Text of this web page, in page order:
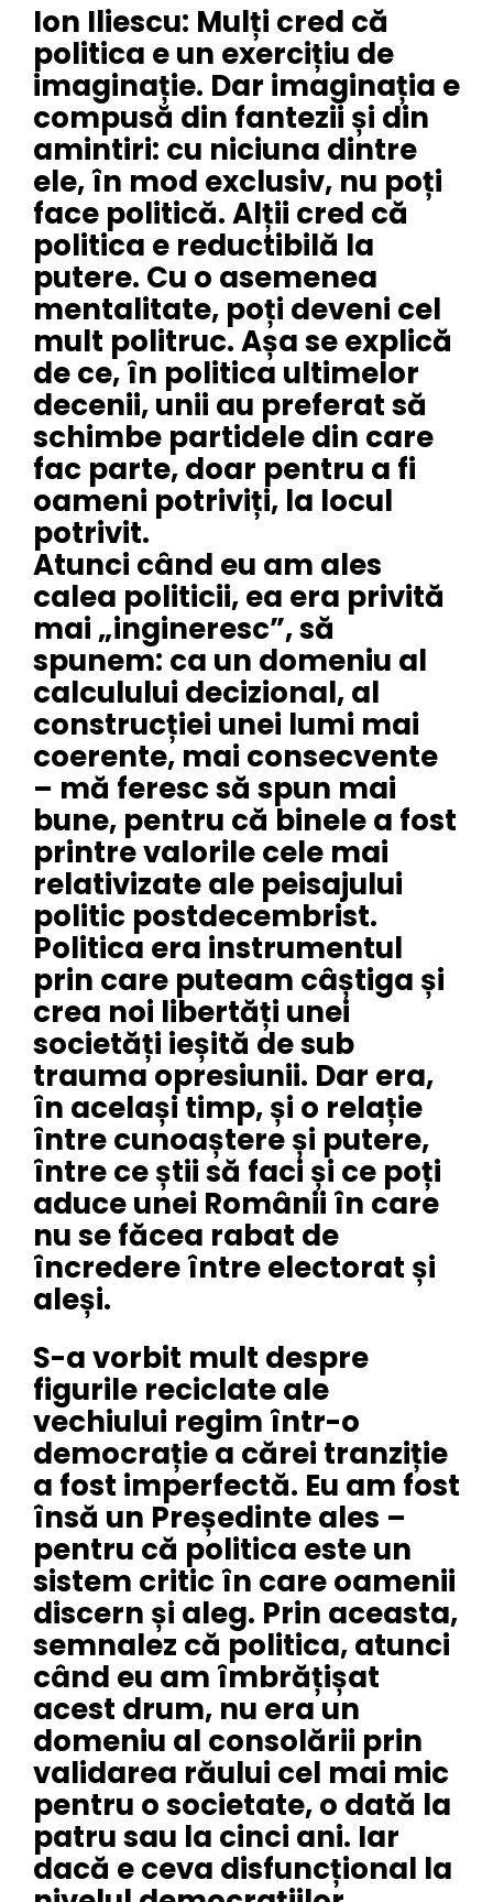
Ion Iliescu: Mulți cred că
politica e un exercițiu de
imaginație. Dar imaginația e
compusă din fantezii și din
amintiri: cu niciuna dintre
ele, în mod exclusiv, nu poți
face politică. Alții cred că
politica e reductibilă la
putere. Cu o asemenea
mentalitate, poți deveni cel
mult politruc. Așa se explică
de ce, în politica ultimelor
decenii, unii au preferat să
schimbe partidele din care
fac parte, doar pentru a fi
oameni potriviți, la locul
potrivit.
Atunci când eu am ales
calea politicii, ea era privită
mai „ingineresc”, să
spunem: ca un domeniu al
calculului decizional, al
construcției unei lumi mai
coerente, mai consecvente
– mă feresc să spun mai
bune, pentru că binele a fost
printre valorile cele mai
relativizate ale peisajului
politic postdecembrist.
Politica era instrumentul
prin care puteam câștiga și
crea noi libertăți unei
societăți ieșită de sub
trauma opresiunii. Dar era,
în același timp, și o relație
între cunoaștere și putere,
între ce știi să faci și ce poți
aduce unei Românii în care
nu se făcea rabat de
încredere între electorat și
aleși.
S-a vorbit mult despre
figurile reciclate ale
vechiului regim într-o
democrație a cărei tranziție
a fost imperfectă. Eu am fost
însă un Președinte ales –
pentru că politica este un
sistem critic în care oamenii
discern și aleg. Prin aceasta,
semnalez că politica, atunci
când eu am îmbrățișat
acest drum, nu era un
domeniu al consolării prin
validarea răului cel mai mic
pentru o societate, o dată la
patru sau la cinci ani. Iar
dacă e ceva disfuncțional la